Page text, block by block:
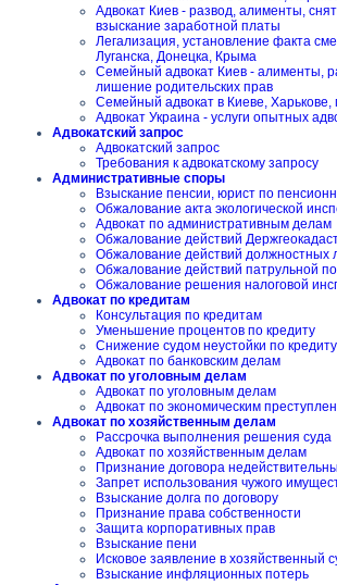
Адвокат Киев - развод, алименты,
взыскание заработной платы
Легализация, установление факта
Луганска, Донецка, Крыма
Семейный адвокат Киев - алименты,
лишение родительских прав
Семейный адвокат в Киеве, Харькове,
Адвокат Украина - услуги опытных
Адвокатский запрос
Адвокатский запрос
Требования к адвокатскому запросу
Административные споры
Взыскание пенсии, юрист по
Обжалование акта экологической
Адвокат по административным делам
Обжалование действий
Обжалование действий должностных
Обжалование действий патрульной
Обжалование решения налоговой
Адвокат по кредитам
Консультация по кредитам
Уменьшение процентов по кредиту
Снижение судом неустойки по кредиту
Адвокат по банковским делам
Адвокат по уголовным делам
Адвокат по уголовным делам
Адвокат по экономическим
Адвокат по хозяйственным делам
Рассрочка выполнения решения суда
Адвокат по хозяйственным делам
Признание договора
Запрет использования чужого
Взыскание долга по договору
Признание права собственности
Защита корпоративных прав
Взыскание пени
Исковое заявление в хозяйственный
Взыскание инфляционных потерь